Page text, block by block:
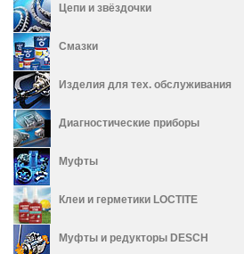
Цепи и звёздочки
Смазки
Изделия для тех. обслуживания
Диагностические приборы
Муфты
Клеи и герметики LOCTITE
Муфты и редукторы DESCH